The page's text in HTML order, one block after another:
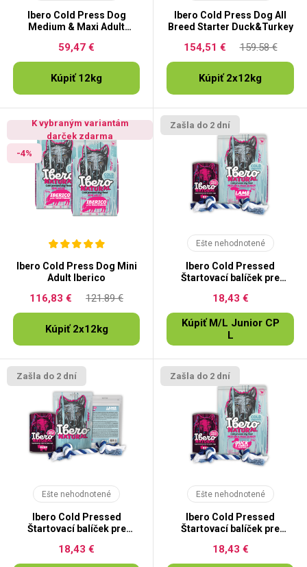
Ibero Cold Press Dog
Medium & Maxi Adult
59,47 €
Kúpiť 12kg
Ibero Cold Press Dog All
Breed Starter Duck&Turkey
159.58 €
154,51 €
Kúpiť 2x12kg
K vybraným variantám
darček zdarma
-4%
Ibero Cold Press Dog Mini
Adult Iberico
121.89 €
116,83 €
Kúpiť 2x12kg
Zašla do 2 dní
Ešte nehodnotené
Ibero Cold Pressed
Štartovací balíček pre
18,43 €
Kúpiť M/L Junior CP
L
Zašla do 2 dní
Ešte nehodnotené
Ibero Cold Pressed
Štartovací balíček pre
18,43 €
Zašla do 2 dní
Ešte nehodnotené
Ibero Cold Pressed
Štartovací balíček pre
18,43 €